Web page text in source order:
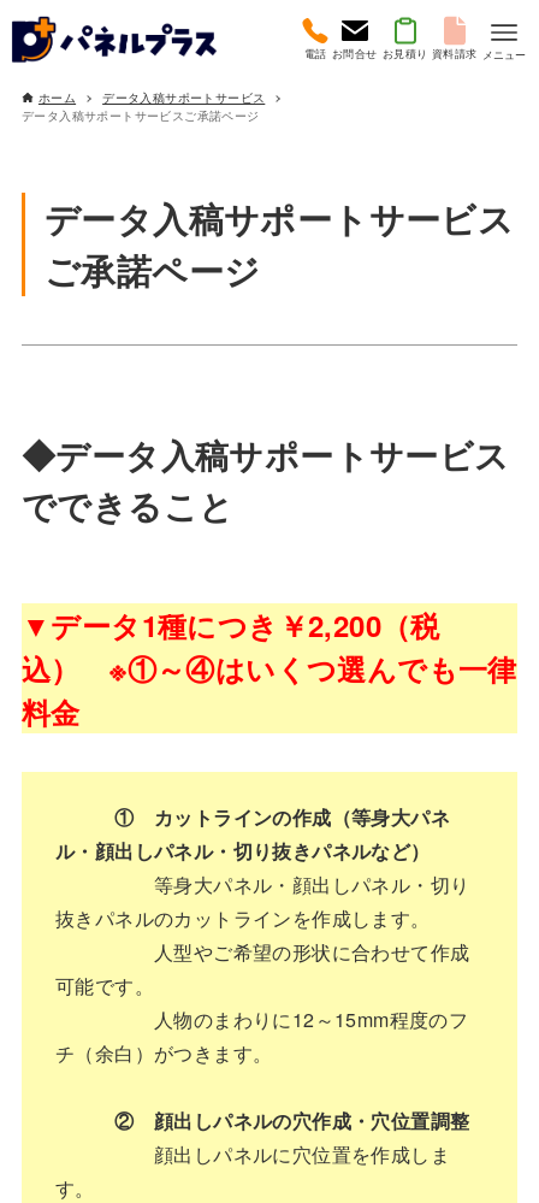
メニュー
電話 お問合せ お見積り 資料請求
ホーム
データ入稿サポートサービス
データ入稿サポートサービスご承諾ページ
データ入稿サポートサービス
ご承諾ページ
◆データ入稿サポートサービス
でできること
▼データ1種につき￥2,200（税
込） ※①～④はいくつ選んでも一律
料金
① カットラインの作成（等身大パネ
ル・顔出しパネル・切り抜きパネルなど）
等身大パネル・顔出しパネル・切り
抜きパネルのカットラインを作成します。
人型やご希望の形状に合わせて作成
可能です。
人物のまわりに12～15mm程度のフ
チ（余白）がつきます。
② 顔出しパネルの穴作成・穴位置調整
顔出しパネルに穴位置を作成しま
す。